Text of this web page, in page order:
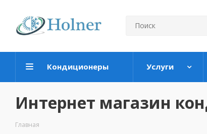
Кондиционеры Услуги
Интернет магазин
Главная